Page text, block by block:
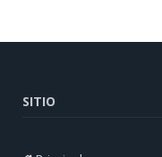
SITIO